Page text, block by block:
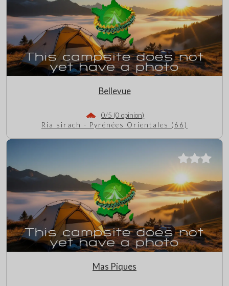
Bellevue
0/5 (0 opinion)
Ria sirach - Pyrénées Orientales (66)
Mas Piques